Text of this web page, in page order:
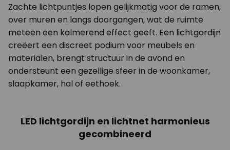
Zachte lichtpuntjes lopen gelijkmatig voor de ramen,
over muren en langs doorgangen, wat de ruimte
meteen een kalmerend effect geeft. Een lichtgordijn
creëert een discreet podium voor meubels en
materialen, brengt structuur in de avond en
ondersteunt een gezellige sfeer in de woonkamer,
slaapkamer, hal of eethoek.
LED lichtgordijn en lichtnet harmonieus
gecombineerd